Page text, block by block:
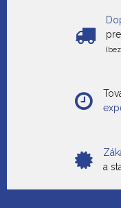
a